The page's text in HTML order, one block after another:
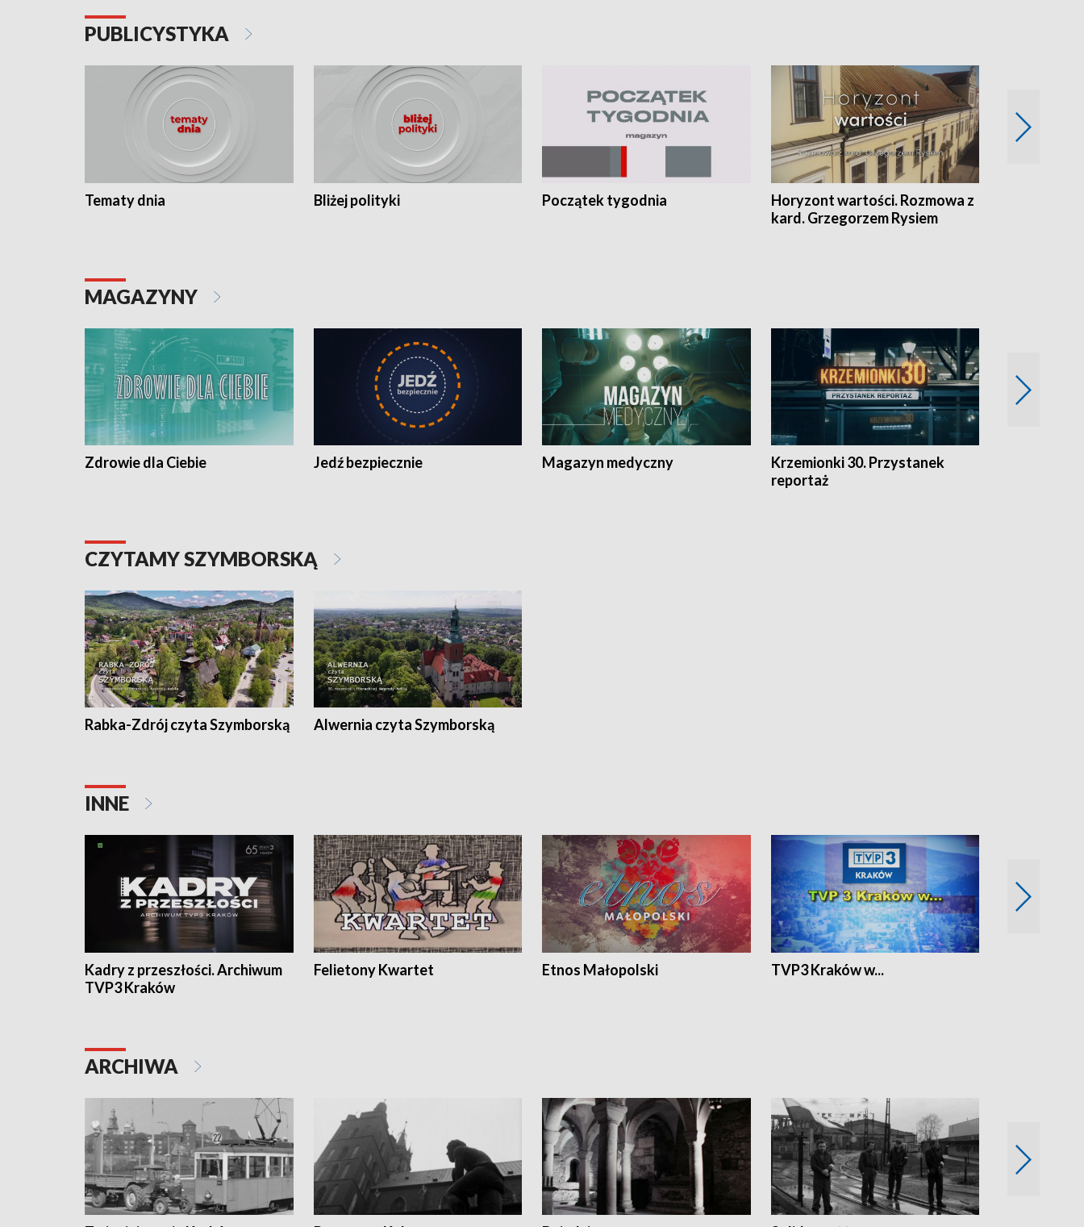
PUBLICYSTYKA
Tematy dnia Bliżej polityki Początek tygodnia
Horyzont wartości. Rozmowa z
kard. Grzegorzem Rysiem
MAGAZYNY
Zdrowie dla Ciebie Jedź bezpiecznie Magazyn medyczny
Krzemionki 30. Przystanek
reportaż
CZYTAMY SZYMBORSKĄ
Rabka-Zdrój czyta Szymborską Alwernia czyta Szymborską
INNE
Kadry z przeszłości. Archiwum
TVP3 Kraków
Felietony Kwartet Etnos Małopolski TVP3 Kraków w...
ARCHIWA